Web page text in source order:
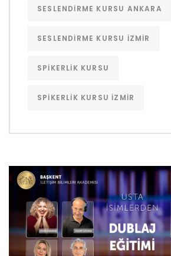
SESLENDIRME KURSU ANKARA
SESLENDIRME KURSU IZMIR
SPIKERLIK KURSU
SPIKERLIK KURSU IZMIR